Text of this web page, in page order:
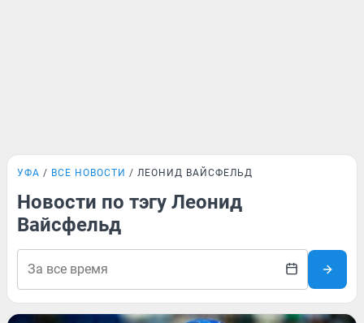
УФА ВСЕ НОВОСТИ ЛЕОНИД ВАЙСФЕЛЬД
Новости по тэгу Леонид
Вайсфельд